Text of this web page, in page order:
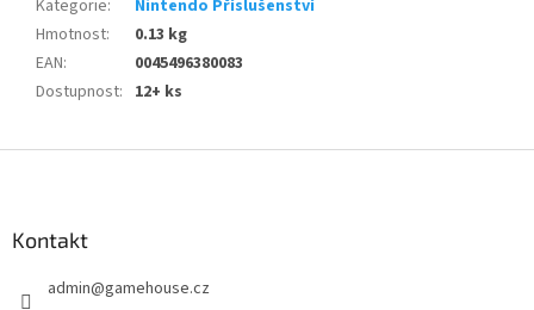
Kategorie:
Nintendo Příslušenství
Hmotnost:
0.13 kg
EAN:
0045496380083
Dostupnost: 12+ ks
Kontakt
admin@gamehouse.cz